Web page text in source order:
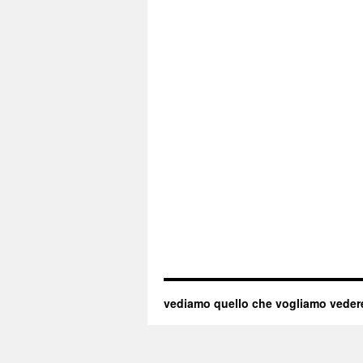
vediamo quello che vogliamo